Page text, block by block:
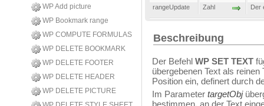
WP Add picture
WP Bookmark range
WP COMPUTE FORMULAS
WP DELETE BOOKMARK
WP DELETE FOOTER
WP DELETE HEADER
WP DELETE PICTURE
rangeUpdate
Zahl Der
Beschreibung
Der Befehl WP SET TEXT
übergebenen Text als reinen
Position ein, definert durch
Im Parameter targetObj